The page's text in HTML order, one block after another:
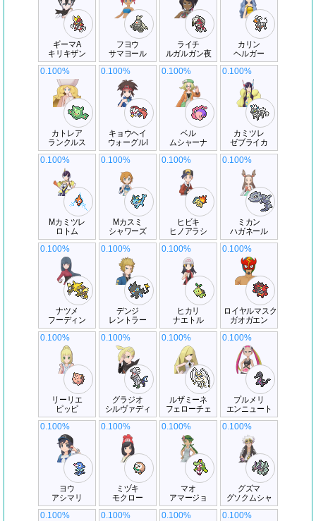
ギーマA
キリキザン
フヨウ
サマヨール
ライチ
ルガルガン夜
カリン
ヘルガー
カトレア
ランクルス
0.100%
キョウヘイ
ウォーグルI
0.100%
ベル
ムシャーナ
0.100%
カミツレ
ゼブライカ
0.100%
Mカミツレ
ロトム
0.100%
Mカスミ
シャワーズ
0.100%
ヒビキ
ヒノアラシ
0.100%
ミカン
ハガネール
0.100%
ナツメ
フーディン
0.100%
デンジ
レントラー
0.100%
ヒカリ
ナエトル
0.100%
ロイヤルマスク
ガオガエン
0.100%
リーリエ
ピッピ
0.100%
グラジオ
シルヴァディ
0.100%
ルザミーネ
フェローチェ
0.100%
プルメリ
エンニュート
0.100%
ヨウ
アシマリ
0.100%
ミヅキ
モクロー
0.100%
マオ
アマージョ
0.100%
グズマ
グソクムシャ
0.100%
0.100% 0.100% 0.100% 0.100%